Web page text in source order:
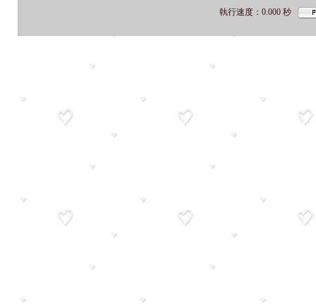
執行速度 ：0.000 秒